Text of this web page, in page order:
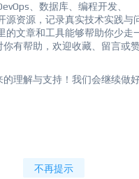
系统运维 ChatGPT
78 2
12/27
76 1
、数据库、编程开发、
源资源，记录真实技术实践与
的文章和工具能够帮助你少走
你有帮助，欢迎收藏、留言或
的理解与支持！我们会继续做
不再提示